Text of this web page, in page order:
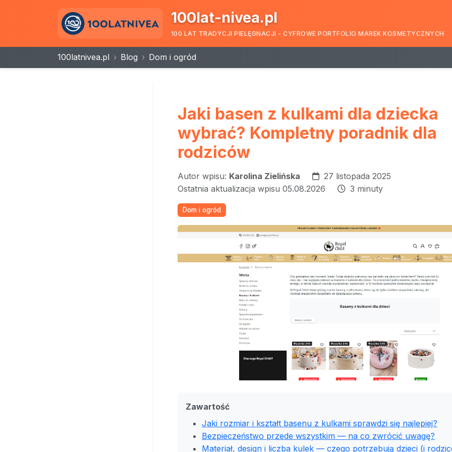
100lat-nivea.pl
100 LAT TRADYCJI PIELĘGNACJI - CYFROWE PORTFOLIO MAREK KOSMETYCZNYCH
100latnivea.pl Blog Dom i ogród
Jaki basen z kulkami dla dziecka
wybrać? Kompletny poradnik dla
rodziców
Autor wpisu: Karolina Zielińska
27 listopada 2025
Ostatnia aktualizacja wpisu 05.08.2026
3 minuty
Dom i ogród
Zawartość
Jaki rozmiar i kształt basenu z kulkami sprawdzi się najlepiej?
Bezpieczeństwo przede wszystkim — na co zwrócić uwagę?
Materiał, design i liczba kulek — czego potrzebują dzieci (i